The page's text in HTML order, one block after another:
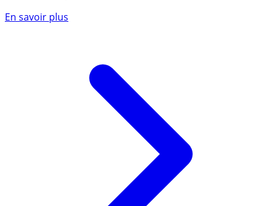
En savoir plus